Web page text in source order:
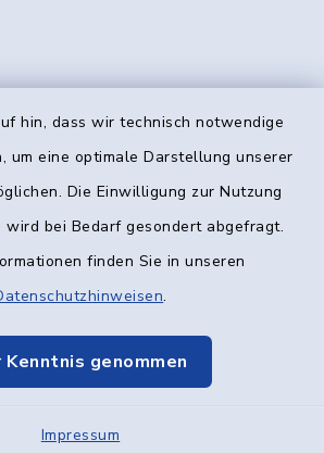
hin, dass wir technisch notwendige
um eine optimale Darstellung unserer
Die Einwilligung zur Nutzung
bei Bedarf gesondert abgefragt.
finden Sie in unseren
.
Kenntnis genommen
Impressum
Kontakt
Datenschutz
Kommunikation
Sitemap